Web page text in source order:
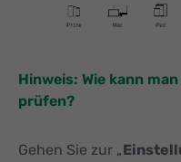
Hinweis: Wie kann
prüfen?
Gehen Sie zur „